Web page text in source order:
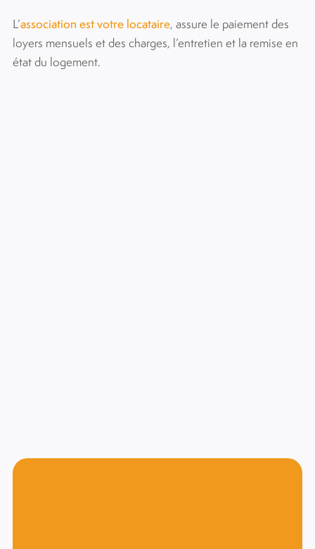
L’association est votre locataire, assure le paiement des
loyers mensuels et des charges, l’entretien et la remise en
état du logement.